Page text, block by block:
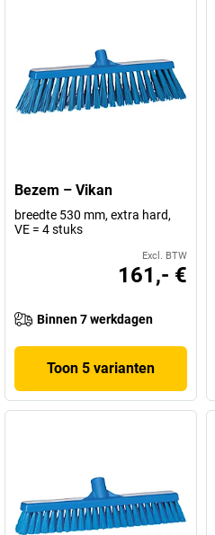
Bezem – Vikan
breedte 530 mm, extra hard,
VE = 4 stuks
Excl. BTW
161,- €
Binnen 7 werkdagen
Toon 5 varianten